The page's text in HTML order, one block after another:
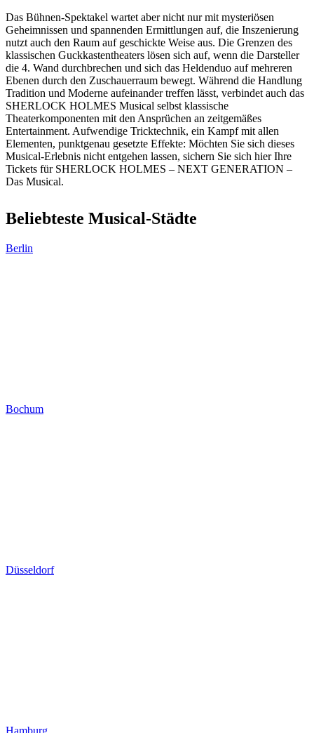
Das Bühnen-Spektakel wartet aber nicht nur mit mysteriösen
Geheimnissen und spannenden Ermittlungen auf, die Inszenierung
nutzt auch den Raum auf geschickte Weise aus. Die Grenzen des
klassischen Guckkastentheaters lösen sich auf, wenn die Darsteller
die 4. Wand durchbrechen und sich das Heldenduo auf mehreren
Ebenen durch den Zuschauerraum bewegt. Während die Handlung
Tradition und Moderne aufeinander treffen lässt, verbindet auch das
SHERLOCK HOLMES Musical selbst klassische
Theaterkomponenten mit den Ansprüchen an zeitgemäßes
Entertainment. Aufwendige Tricktechnik, ein Kampf mit allen
Elementen, punktgenau gesetzte Effekte: Möchten Sie sich dieses
Musical-Erlebnis nicht entgehen lassen, sichern Sie sich hier Ihre
Tickets für SHERLOCK HOLMES – NEXT GENERATION –
Das Musical.
Beliebteste Musical-Städte
Berlin
Bochum
Düsseldorf
Hamburg